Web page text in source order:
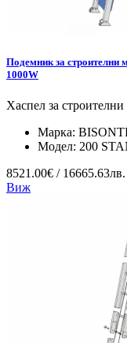
Подемник за строителни
1000W
Хаспел за
Марка:
Модел: 200
8521.00€ / 16665.63лв.
Виж